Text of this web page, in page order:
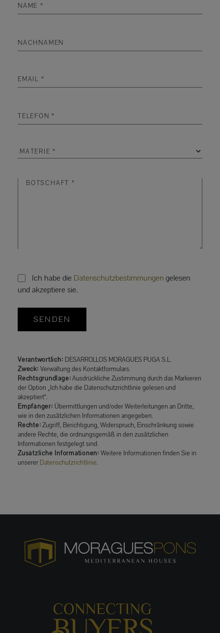
Ich habe die Datenschutzbestimmungengelesen
und akzeptiere sie.
SENDEN
Verantwortlich: DESARROLLOS MORAGUES PUGA S.L.
Zweck: Verwaltung des Kontaktformulars.
Rechtsgrundlage:Ausdrückliche Zustimmung durch das Markieren
der Option „Ich habe die Datenschutzrichtlinie gelesen und
akzeptiert“.
Empfänger: Übermittlungen und/oder Weiterleitungen an Dritte,
wie in den zusätzlichen Informationen angegeben.
Rechte:Zugriff, Berichtigung, Widerspruch, Einschränkung sowie
andere Rechte, die ordnungsgemäß in den zusätzlichen
Informationen festgelegt sind.
Zusätzliche Informationen: Weitere Informationen finden Sie in
unserer Datenschutzrichtlinie.